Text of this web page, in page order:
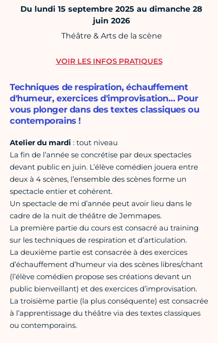
Du lundi 15 septembre 2025 au dimanche 28
juin 2026
Théâtre & Arts de la scène
Techniques de respiration, échauffement
d'humeur, exercices d'improvisation… Pour
vous plonger dans des textes classiques ou
contemporains !
Atelier du mardi : tout niveau
La fin de l’année se concrétise par deux spectacles
devant public en juin. L’élève comédien jouera entre
deux à 4 scènes, l’ensemble des scènes forme un
spectacle entier et cohérent.
Un spectacle de mi d’année peut avoir lieu dans le
cadre de la nuit de théâtre de Jemmapes.
La première partie du cours est consacré au training
sur les techniques de respiration et d’articulation.
La deuxième partie est consacrée à des exercices
d’échauffement d’humeur via des scènes libres/chant
(l’élève comédien propose ses créations devant un
public bienveillant) et des exercices d’improvisation.
La troisième partie (la plus conséquente) est consacrée
à l’apprentissage du théâtre via des textes classiques
ou contemporains.
VOIR LES INFOS PRATIQUES